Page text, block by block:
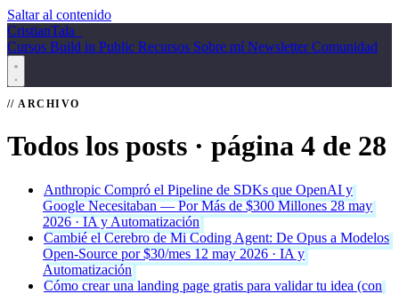
Saltar al contenido
CristianTala
Cursos Build in Public Recursos Sobre míNewsletterComunidad
ARCHIVO
Todos los posts · página 4 de 28
Anthropic Compró el Pipeline de SDKs que OpenAI y
Google Necesitaban — Por Más de $300 Millones 28 may
2026 · IA y Automatización
Cambié el Cerebro de Mi Coding Agent: De Opus a Modelos
Open-Source por $30/mes 12 may 2026 · IA y
Automatización
Cómo crear una landing page gratis para validar tu idea (con